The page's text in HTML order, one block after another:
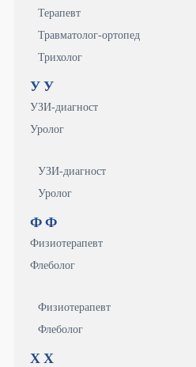
Терапевт
Травматолог-ортопед
Трихолог
У У
УЗИ-диагност
Уролог
УЗИ-диагност
Уролог
Ф Ф
Физиотерапевт
Флеболог
Физиотерапевт
Флеболог
Х Х